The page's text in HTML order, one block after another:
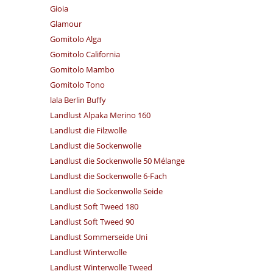
Gioia
Glamour
Gomitolo Alga
Gomitolo California
Gomitolo Mambo
Gomitolo Tono
lala Berlin Buffy
Landlust Alpaka Merino 160
Landlust die Filzwolle
Landlust die Sockenwolle
Landlust die Sockenwolle 50 Mélange
Landlust die Sockenwolle 6-Fach
Landlust die Sockenwolle Seide
Landlust Soft Tweed 180
Landlust Soft Tweed 90
Landlust Sommerseide Uni
Landlust Winterwolle
Landlust Winterwolle Tweed